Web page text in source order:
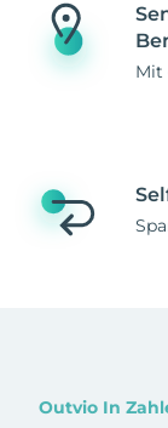
Mit
Outvio In